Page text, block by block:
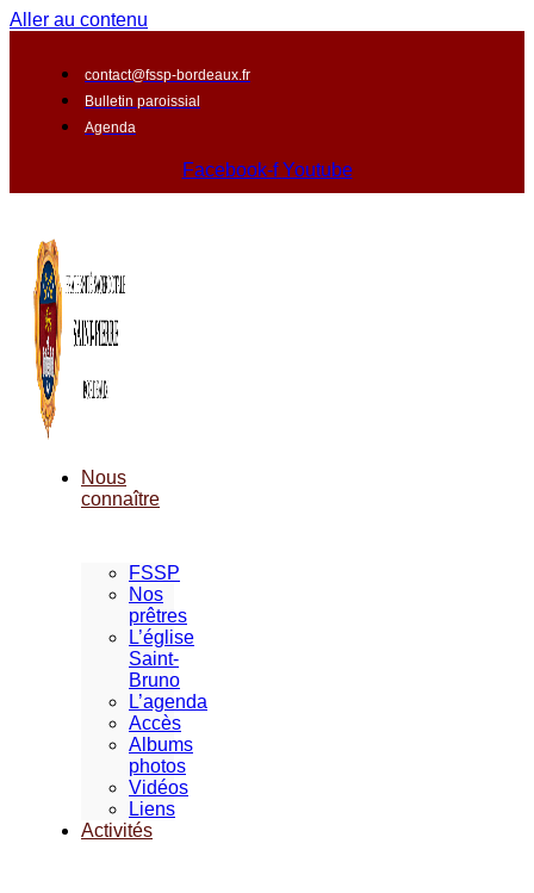
Aller au contenu
contact@fssp-bordeaux.fr
Bulletin paroissial
Agenda
Facebook-f Youtube
Nous
connaître
FSSP
Nos
prêtres
L’église
Saint-
Bruno
L’agenda
Accès
Albums
photos
Vidéos
Liens
Activités